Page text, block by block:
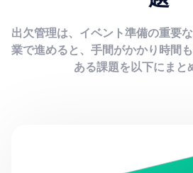
出欠管理は、イベント準備の重要
業で進めると、手間がかかり時間
ある課題を以下にまと